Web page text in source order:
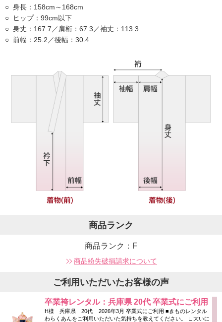
身長：158cm～168cm
ヒップ：99cm以下
身丈：167.7／肩桁：67.3／袖丈：113.3
前幅：25.2／後幅：30.4
商品ランク
商品ランク：F
商品紛失破損請求について
ご利用いただいたお客様の声
卒業袴レンタル：兵庫県 20代 卒業式にご利用
H様 兵庫県 20代 2026年3月 卒業式にご利用 ■きものレンタル
わらくあんをご利用いただいた気持ちを教えてください。 ∟大いに